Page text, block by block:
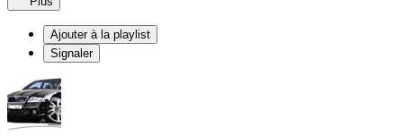
Ajouter à la playlist
Signaler